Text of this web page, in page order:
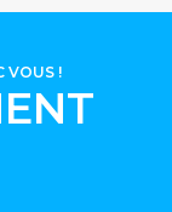
VOUS !